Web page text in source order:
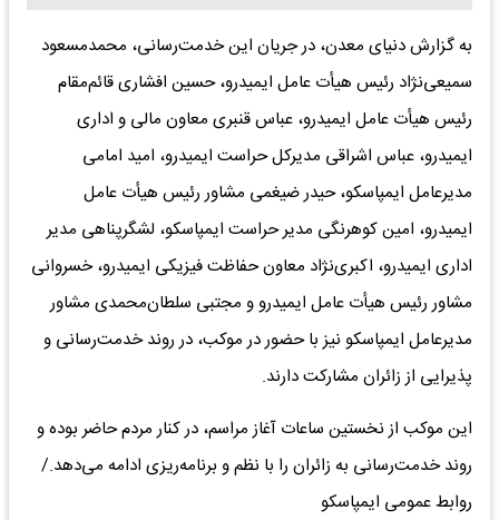
به گزارش دنیای معدن، در جریان این خدمت‌رسانی، محمدمسعود
سمیعی‌نژاد رئیس هیأت عامل ایمیدرو، حسین افشاری قائم‌مقام
رئیس هیأت عامل ایمیدرو، عباس قنبری معاون مالی و اداری
ایمیدرو، عباس اشراقی مدیرکل حراست ایمیدرو، امید امامی
مدیرعامل ایمپاسکو، حیدر ضیغمی مشاور رئیس هیأت عامل
ایمیدرو، امین کوهرنگی مدیر حراست ایمپاسکو، لشگرپناهی مدیر
اداری ایمیدرو، اکبری‌نژاد معاون حفاظت فیزیکی ایمیدرو، خسروانی
مشاور رئیس هیأت عامل ایمیدرو و مجتبی سلطان‌محمدی مشاور
مدیرعامل ایمپاسکو نیز با حضور در موکب، در روند خدمت‌رسانی و
پذیرایی از زائران مشارکت دارند.
این موکب از نخستین ساعات آغاز مراسم، در کنار مردم حاضر بوده و
روند خدمت‌رسانی به زائران را با نظم و برنامه‌ریزی ادامه می‌دهد./
روابط عمومی ایمپاسکو